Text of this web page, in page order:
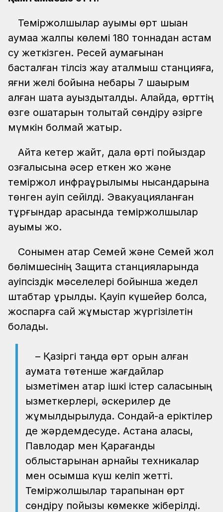
Теміржолшылар қауымы өрт шыққан
аумаққа жалпы көлемі 180 тоннадан астам
су жеткізген. Ресей аумағынан
басталған тілсіз жау аталмыш станцияға,
яғни желі бойына небары 7 шақырым
қалған шақта ауыздықталды. Алайда, өрттің
өзге ошақтарын толықтай сөндіру әзірге
мүмкін болмай жатыр.
Айта кетер жайт, дала өрті пойыздар
қозғалысына әсер еткен жоқ және
теміржол инфрақұрылымы нысандарына
төнген қауіп сейілді. Эвакуацияланған
тұрғындар арасында теміржолшылар
қауымы жоқ.
Сонымен қатар Семей және Семей жол
бөлімшесінің Защита станцияларында
қауіпсіздік мәселелері бойынша жедел
штабтар құрылды. Қауіп күшейер болса,
жоспарға сай жұмыстар жүргізілетін
болады.
– Қазіргі таңда өрт орын алған
аумақта төтенше жағдайлар
қызметімен қатар ішкі істер саласының
қызметкерлері, әскерилер де
жұмылдырылуда. Сондай-ақ еріктілер
де жәрдемдесуде. Астана қаласы,
Павлодар мен Қарағанды
облыстарынан арнайы техникалар
мен қосымша күш келіп жетті.
Теміржолшылар тарапынан өрт
сөндіру пойызы көмекке жіберілді.